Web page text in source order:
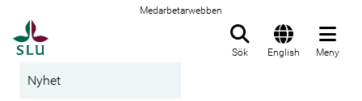
Medarbetarwebben
Sök English Meny
Nyhet